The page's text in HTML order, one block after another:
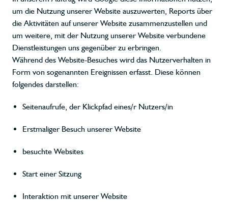
um die Nutzung unserer Website auszuwerten, Reports über
die Aktivitäten auf unserer Website zusammenzustellen und
um weitere, mit der Nutzung unserer Website verbundene
Dienstleistungen uns gegenüber zu erbringen.
Während des Website-Besuches wird das Nutzerverhalten in
Form von sogenannten Ereignissen erfasst. Diese können
folgendes darstellen:
Seitenaufrufe, der Klickpfad eines/r Nutzers/in
Erstmaliger Besuch unserer Website
besuchte Websites
Start einer Sitzung
Interaktion mit unserer Website